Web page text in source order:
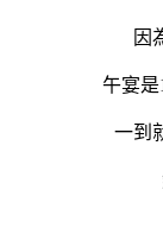
因
午宴是
一到